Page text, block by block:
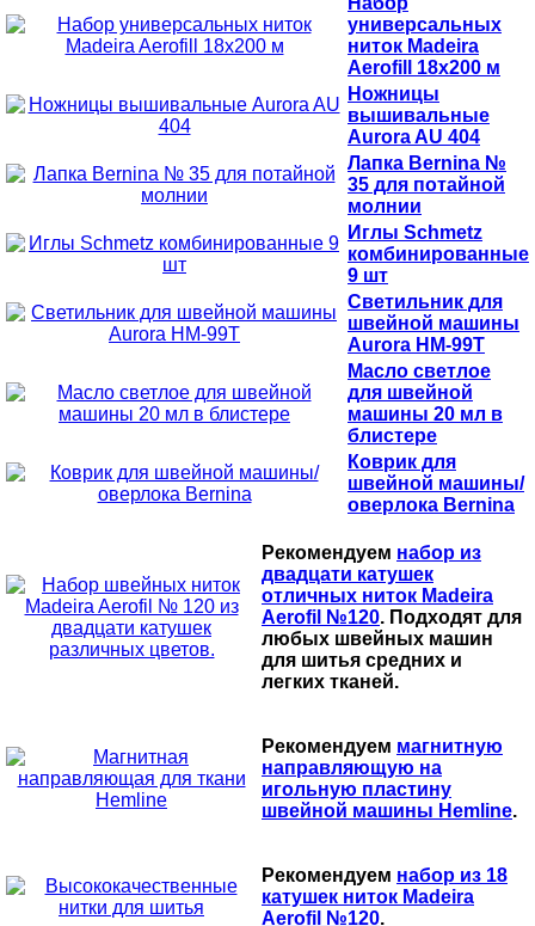
универсальных
ниток Madeira
Aerofill 18x200 м
Ножницы
вышивальные
Aurora AU 404
Лапка Bernina №
35 для потайной
молнии
Иглы Schmetz
комбинированные
9 шт
Светильник для
швейной машины
Aurora HM-99T
Масло светлое
для швейной
машины 20 мл в
блистере
Коврик для
швейной машины/
оверлока Bernina
Рекомендуем набор из
двадцати катушек
отличных ниток Madeira
Aerofil №120. Подходят для
любых швейных машин
для шитья средних и
легких тканей.
Рекомендуем магнитную
направляющую на
игольную пластину
швейной машины Hemline.
Рекомендуем набор из 18
катушек ниток Madeira
Aerofil №120.